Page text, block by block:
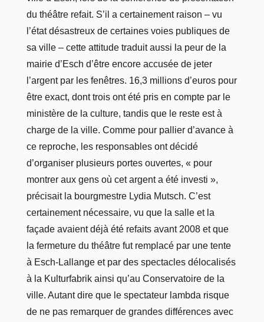
du théâtre refait. S’il a certainement raison – vu
l’état désastreux de certaines voies publiques de
sa ville – cette attitude traduit aussi la peur de la
mairie d’Esch d’être encore accusée de jeter
l’argent par les fenêtres. 16,3 millions d’euros pour
être exact, dont trois ont été pris en compte par le
ministère de la culture, tandis que le reste est à
charge de la ville. Comme pour pallier d’avance à
ce reproche, les responsables ont décidé
d’organiser plusieurs portes ouvertes, « pour
montrer aux gens où cet argent a été investi »,
précisait la bourgmestre Lydia Mutsch. C’est
certainement nécessaire, vu que la salle et la
façade avaient déjà été refaits avant 2008 et que
la fermeture du théâtre fut remplacé par une tente
à Esch-Lallange et par des spectacles délocalisés
à la Kulturfabrik ainsi qu’au Conservatoire de la
ville. Autant dire que le spectateur lambda risque
de ne pas remarquer de grandes différences avec